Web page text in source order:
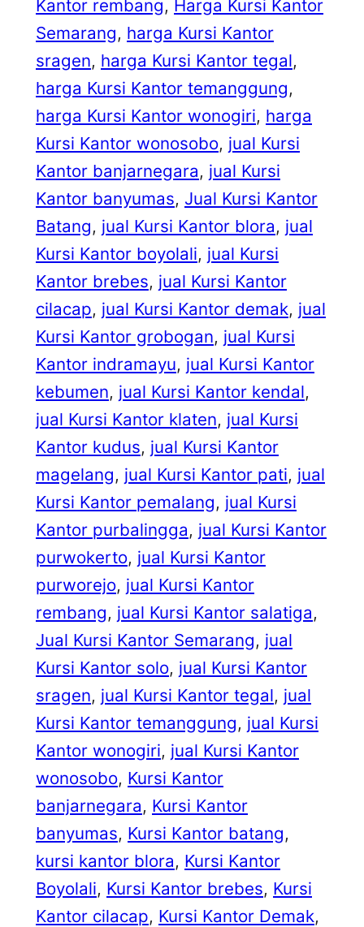
Kantor rembang, Harga Kursi Kantor
Semarang, harga Kursi Kantor
sragen, harga Kursi Kantor tegal
harga Kursi Kantor temanggung
harga Kursi Kantor wonogiri, harga
Kursi Kantor wonosobo, jual Kursi
Kantor banjarnegara, jual Kursi
Kantor banyumas, Jual Kursi Kantor
Batang, jual Kursi Kantor blora, jual
Kursi Kantor boyolali, jual Kursi
Kantor brebes, jual Kursi Kantor
cilacap, jual Kursi Kantor demak, jual
Kursi Kantor grobogan, jual Kursi
Kantor indramayu, jual Kursi Kantor
kebumen, jual Kursi Kantor kendal
jual Kursi Kantor klaten, jual Kursi
Kantor kudus, jual Kursi Kantor
magelang, jual Kursi Kantor pati, jual
Kursi Kantor pemalang, jual Kursi
Kantor purbalingga, jual Kursi Kantor
purwokerto, jual Kursi Kantor
purworejo, jual Kursi Kantor
rembang, jual Kursi Kantor salatiga
Jual Kursi Kantor Semarang, jual
Kursi Kantor solo, jual Kursi Kantor
sragen, jual Kursi Kantor tegal, jual
Kursi Kantor temanggung, jual Kursi
Kantor wonogiri, jual Kursi Kantor
wonosobo, Kursi Kantor
banjarnegara, Kursi Kantor
banyumas, Kursi Kantor batang
kursi kantor blora, Kursi Kantor
Boyolali, Kursi Kantor brebes, Kursi
Kantor cilacap, Kursi Kantor Demak